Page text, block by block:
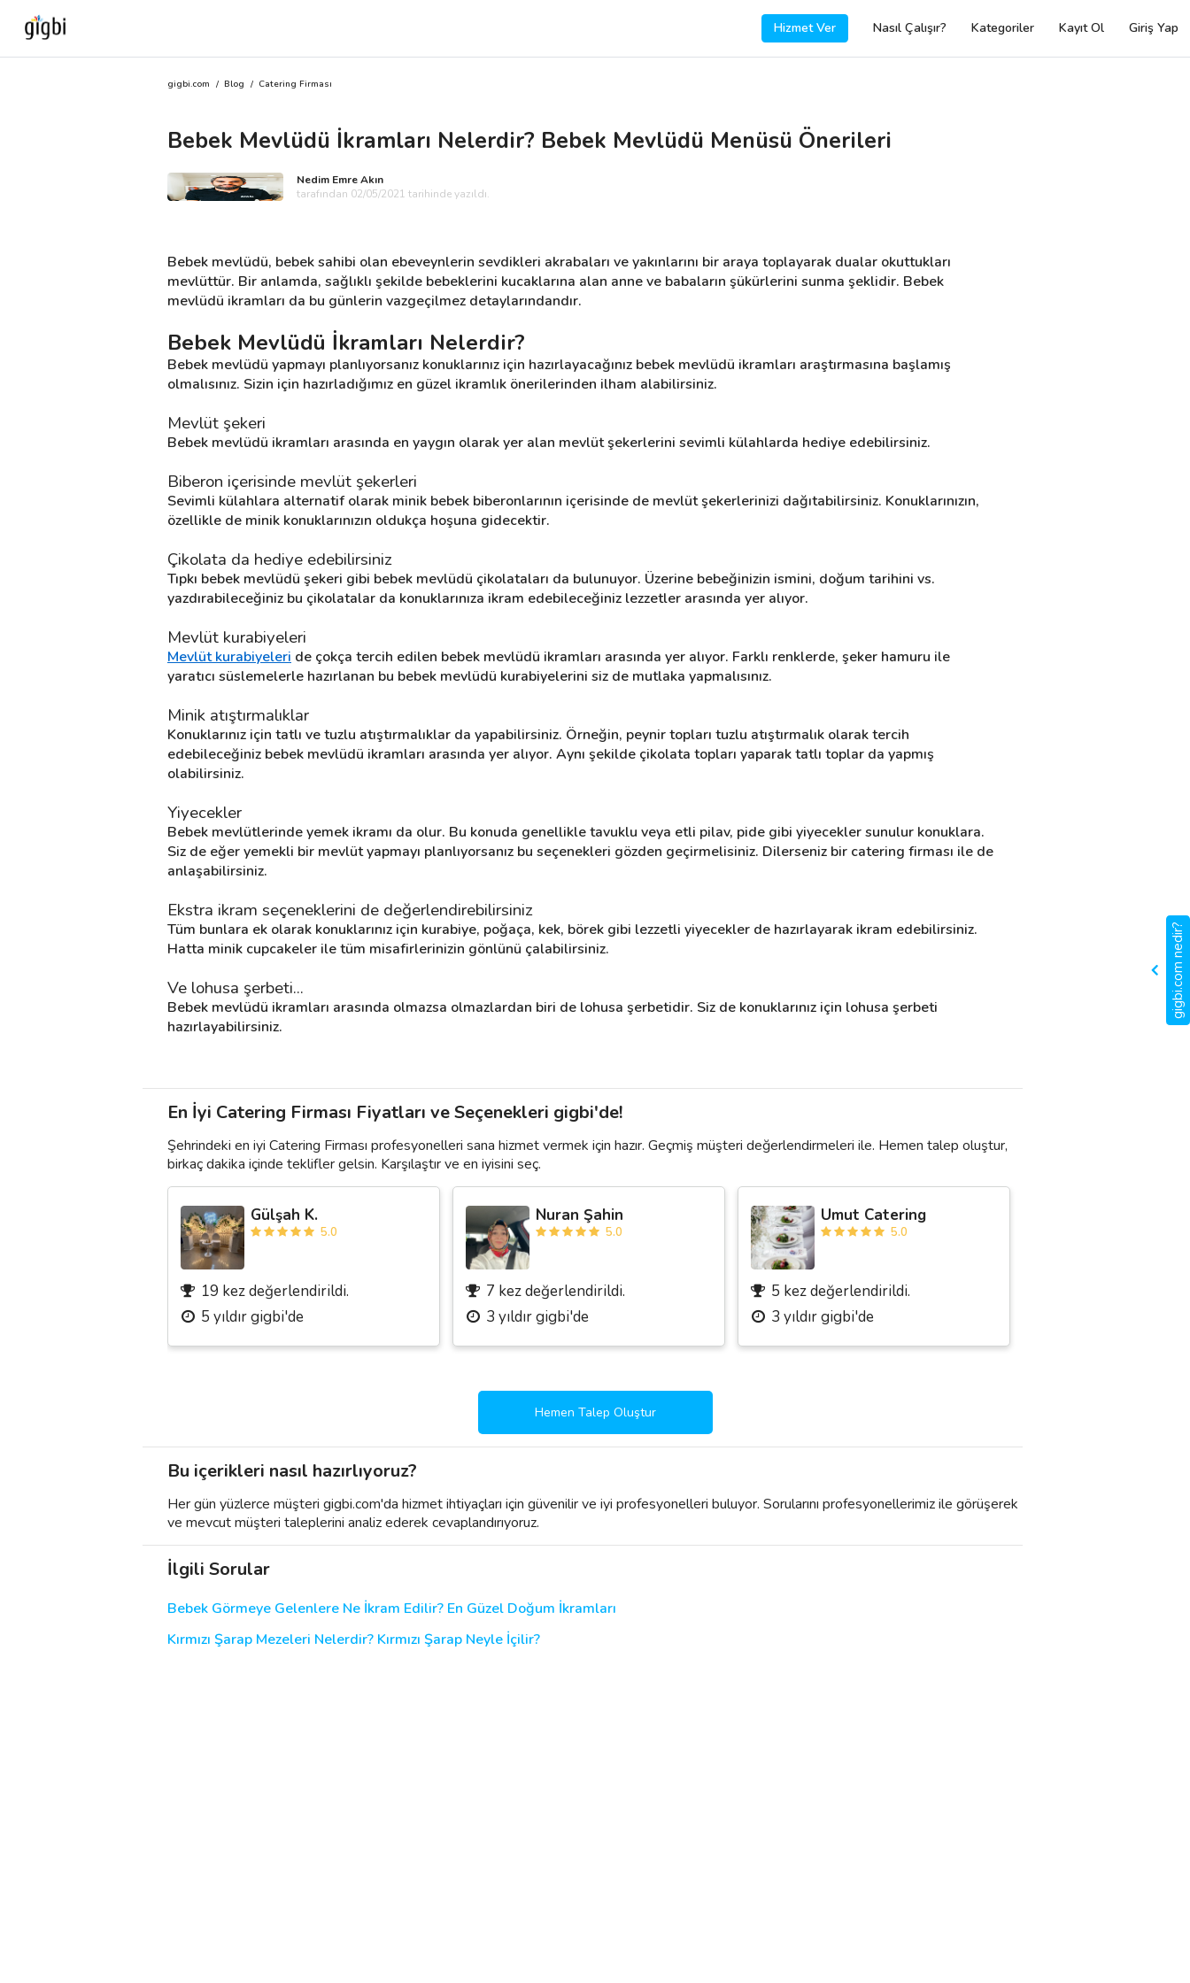
Hizmet Ver Nasıl Çalışır? Kategoriler Kayıt Ol Giriş Yap
Müşteri Değerlendirmeleri
gigbi.com / Blog / Catering Firması
Bebek Mevlüdü İkramları Nelerdir? Bebek Mevlüdü Menüsü Önerileri
Nedim Emre Akın
tarafından 02/05/2021 tarihinde yazıldı.
Bebek mevlüdü, bebek sahibi olan ebeveynlerin sevdikleri akrabaları ve yakınlarını bir araya toplayarak dualar okuttukları
mevlüttür. Bir anlamda, sağlıklı şekilde bebeklerini kucaklarına alan anne ve babaların şükürlerini sunma şeklidir. Bebek
mevlüdü ikramları da bu günlerin vazgeçilmez detaylarındandır.
Bebek Mevlüdü İkramları Nelerdir?
Bebek mevlüdü yapmayı planlıyorsanız konuklarınız için hazırlayacağınız bebek mevlüdü ikramları araştırmasına başlamış
olmalısınız. Sizin için hazırladığımız en güzel ikramlık önerilerinden ilham alabilirsiniz.
Mevlüt şekeri
Bebek mevlüdü ikramları arasında en yaygın olarak yer alan mevlüt şekerlerini sevimli külahlarda hediye edebilirsiniz.
Biberon içerisinde mevlüt şekerleri
Sevimli külahlara alternatif olarak minik bebek biberonlarının içerisinde de mevlüt şekerlerinizi dağıtabilirsiniz. Konuklarınızın,
özellikle de minik konuklarınızın oldukça hoşuna gidecektir.
Çikolata da hediye edebilirsiniz
Tıpkı bebek mevlüdü şekeri gibi bebek mevlüdü çikolataları da bulunuyor. Üzerine bebeğinizin ismini, doğum tarihini vs.
yazdırabileceğiniz bu çikolatalar da konuklarınıza ikram edebileceğiniz lezzetler arasında yer alıyor.
Mevlüt kurabiyeleri
Mevlüt kurabiyeleri de çokça tercih edilen bebek mevlüdü ikramları arasında yer alıyor. Farklı renklerde, şeker hamuru ile
yaratıcı süslemelerle hazırlanan bu bebek mevlüdü kurabiyelerini siz de mutlaka yapmalısınız.
Minik atıştırmalıklar
Konuklarınız için tatlı ve tuzlu atıştırmalıklar da yapabilirsiniz. Örneğin, peynir topları tuzlu atıştırmalık olarak tercih
edebileceğiniz bebek mevlüdü ikramları arasında yer alıyor. Aynı şekilde çikolata topları yaparak tatlı toplar da yapmış
olabilirsiniz.
Yiyecekler
Bebek mevlütlerinde yemek ikramı da olur. Bu konuda genellikle tavuklu veya etli pilav, pide gibi yiyecekler sunulur konuklara.
Siz de eğer yemekli bir mevlüt yapmayı planlıyorsanız bu seçenekleri gözden geçirmelisiniz. Dilerseniz bir catering firması ile de
anlaşabilirsiniz.
Ekstra ikram seçeneklerini de değerlendirebilirsiniz
Tüm bunlara ek olarak konuklarınız için kurabiye, poğaça, kek, börek gibi lezzetli yiyecekler de hazırlayarak ikram edebilirsiniz.
Hatta minik cupcakeler ile tüm misafirlerinizin gönlünü çalabilirsiniz.
Ve lohusa şerbeti...
Bebek mevlüdü ikramları arasında olmazsa olmazlardan biri de lohusa şerbetidir. Siz de konuklarınız için lohusa şerbeti
hazırlayabilirsiniz.
En İyi Catering Firması Fiyatları ve Seçenekleri gigbi'de!
Şehrindeki en iyi Catering Firması profesyonelleri sana hizmet vermek için hazır. Geçmiş müşteri değerlendirmeleri ile. Hemen talep oluştur,
birkaç dakika içinde teklifler gelsin. Karşılaştır ve en iyisini seç.
Gülşah K.
5.0
19 kez değerlendirildi.
5 yıldır gigbi'de
Nuran Şahin
5.0
7 kez değerlendirildi.
3 yıldır gigbi'de
Umut Catering
5.0
5 kez değerlendirildi.
3 yıldır gigbi'de
Hemen Talep Oluştur
Bu içerikleri nasıl hazırlıyoruz?
Her gün yüzlerce müşteri gigbi.com'da hizmet ihtiyaçları için güvenilir ve iyi profesyonelleri buluyor. Sorularını profesyonellerimiz ile görüşerek
ve mevcut müşteri taleplerini analiz ederek cevaplandırıyoruz.
İlgili Sorular
Bebek Görmeye Gelenlere Ne İkram Edilir? En Güzel Doğum İkramları
Kırmızı Şarap Mezeleri Nelerdir? Kırmızı Şarap Neyle İçilir?
gigbi.com nedir?